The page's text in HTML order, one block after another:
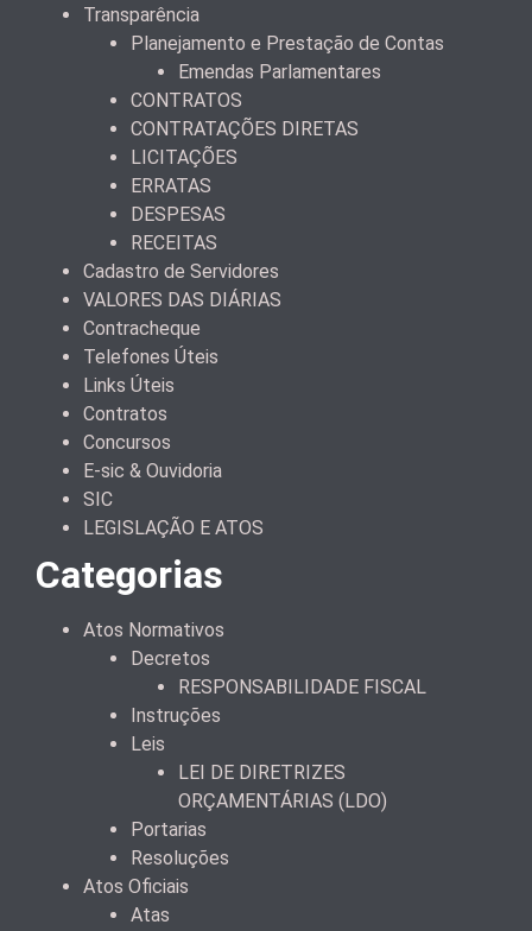
Transparência
Planejamento e Prestação de Contas
Emendas Parlamentares
CONTRATOS
CONTRATAÇÕES DIRETAS
LICITAÇÕES
ERRATAS
DESPESAS
RECEITAS
Cadastro de Servidores
VALORES DAS DIÁRIAS
Contracheque
Telefones Úteis
Links Úteis
Contratos
Concursos
E-sic & Ouvidoria
SIC
LEGISLAÇÃO E ATOS
Categorias
Atos Normativos
Decretos
RESPONSABILIDADE FISCAL
Instruções
Leis
LEI DE DIRETRIZES
ORÇAMENTÁRIAS (LDO)
Portarias
Resoluções
Atos Oficiais
Atas